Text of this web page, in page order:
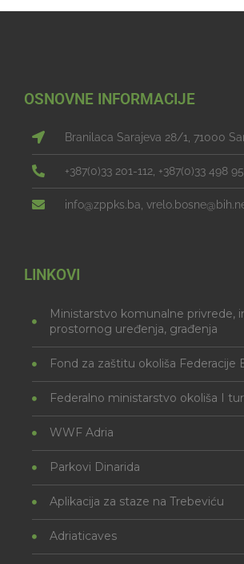
OSNOVNE INFORMACIJE
Branilaca Sarajeva 28/1, 71000
+387(0)33 201-112, +387(0)33 498
info@zppks.ba,
LINKOVI
Ministarstvo komunalne privrede,
prostornog uređenja, građenja
Fond za zaštitu okoliša Federacije
Federalno ministarstvo okoliša I
WWF Adria
Parkovi Dinarida
Aplikacija za staze na Trebeviću
Adriaticaves